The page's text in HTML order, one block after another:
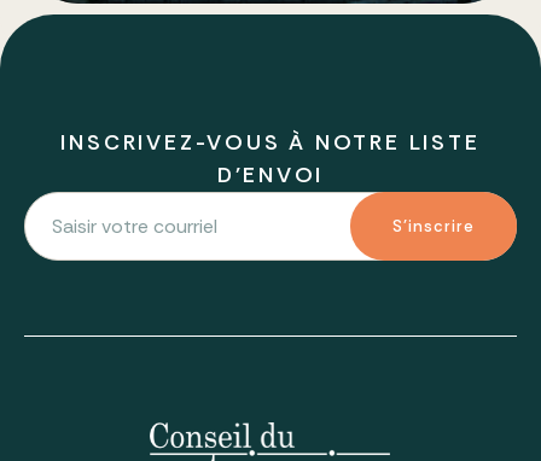
INSCRIVEZ-VOUS À NOTRE LISTE
D'ENVOI
S'inscrire